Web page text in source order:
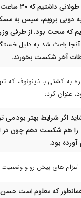
راه خیلی طولانی
به دوبی برویم، سپس به
که سخت بود. از طرفی
باعث شد به دلیل
آخر شکست بخورند.
به کشتی با نایفونوف که
عنوان کرد:
اگر شرایط بهتر بود می
را هم شکست دهم چون در
بود.
اعزام های پیش رو و وضعیت
که معلوم است حسن